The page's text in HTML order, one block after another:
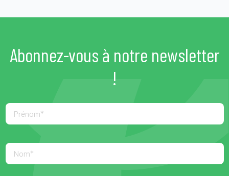
Abonnez-vous à notre newsletter
!